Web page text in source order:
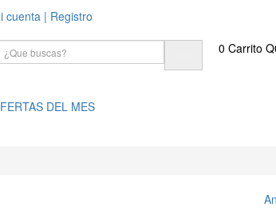
cuenta | Registro
0 Carrito Q
DEL MES